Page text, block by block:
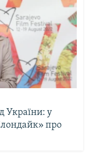
України: у
про